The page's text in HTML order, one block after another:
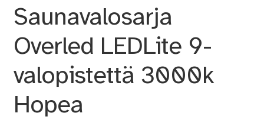
Saunavalosarja
Overled LEDLite 9-
valopistettä 3000k
Hopea